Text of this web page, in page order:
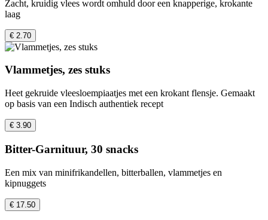
Zacht, kruidig vlees wordt omhuld door een knapperige, krokante
laag
€ 2.70
Vlammetjes, zes stuks
Heet gekruide vleesloempiaatjes met een krokant flensje. Gemaakt
op basis van een Indisch authentiek recept
€ 3.90
Bitter-Garnituur, 30 snacks
Een mix van minifrikandellen, bitterballen, vlammetjes en
kipnuggets
€ 17.50